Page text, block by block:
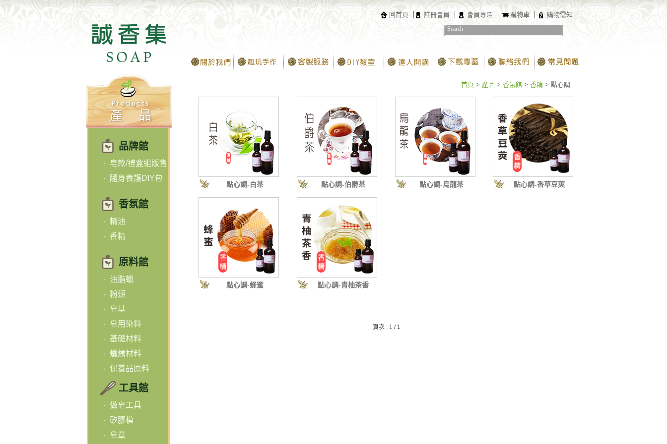
回首頁 註冊會員 會員專區 購物車 購物需知
品牌館
皂款/禮盒組販售
隨身養護DIY包
香氛館
精油
香精
原料館
油脂蠟
粉類
皂基
皂用染料
基礎材料
蠟燭材料
保養品原料
工具館
做皂工具
矽膠模
皂章
首頁 > 產品 > 香氛館 > 香精 > 點心調
點心調-白茶 點心調-伯爵茶 點心調-烏龍茶 點心調-香草豆莢
點心調-蜂蜜 點心調-青柚茶香
頁次 : 1 / 1